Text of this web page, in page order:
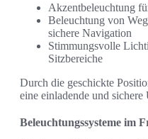
Akzentbeleuchtung
Beleuchtung von
sichere Navigation
Stimmungsvolle
Sitzbereiche
Durch die geschickte
eine einladende und
Beleuchtungssysteme im